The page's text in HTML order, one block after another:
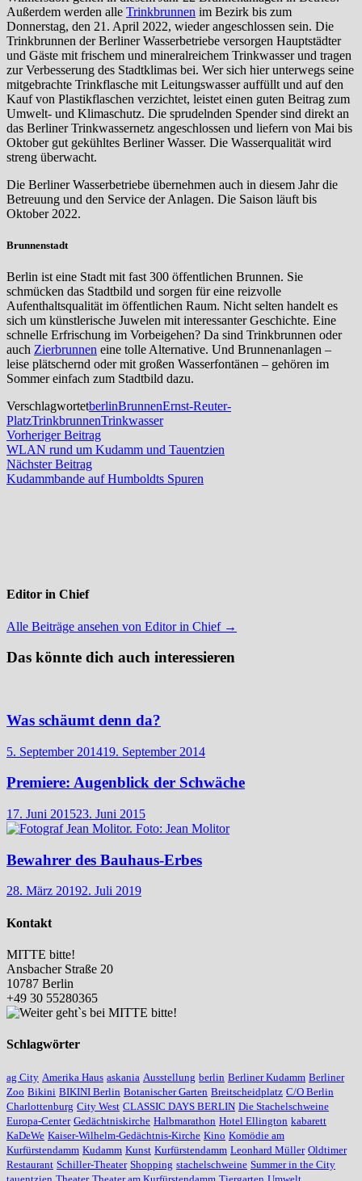
Außerdem werden alle Trinkbrunnen im Bezirk bis zum
Donnerstag, den 21. April 2022, wieder angeschlossen sein. Die
Trinkbrunnen der Berliner Wasserbetriebe versorgen Hauptstädter
und Gäste mit frischem und mineralreichem Trinkwasser und tragen
zur Verbesserung des Stadtklimas bei. Wer sich hier unterwegs seine
mitgebrachte Trinkflasche mit Leitungswasser auffüllt und auf den
Kauf von Plastikflaschen verzichtet, leistet einen guten Beitrag zum
Umwelt- und Klimaschutz. Die sprudelnden Spender sind direkt an
das Berliner Trinkwassernetz angeschlossen und liefern von Mai bis
Oktober gut gekühltes Berliner Wasser. Die Wasserqualität wird
streng überwacht.
Die Berliner Wasserbetriebe übernehmen auch in diesem Jahr die
Betreuung und den Service der Anlagen. Die Saison läuft bis
Oktober 2022.
Brunnenstadt
Berlin ist eine Stadt mit fast 300 öffentlichen Brunnen. Sie
schmücken das Stadtbild und sorgen für eine reizvolle
Aufenthaltsqualität im öffentlichen Raum. Nicht selten handelt es
sich um künstlerische Juwelen mit interessanter Geschichte. Eine
schnelle Erfrischung im Vorbeigehen? Da sind Trinkbrunnen oder
auch Zierbrunnen eine tolle Alternative. Und Brunnenanlagen –
leise plätschernd oder mit großen Wasserfontänen – gehören im
Sommer einfach zum Stadtbild dazu.
VerschlagwortetberlinBrunnenErnst-Reuter-
PlatzTrinkbrunnenTrinkwasser
Beitragsnavigation
Vorheriger BeitragVorheriger
Beitrag:
WLAN rund um Kudamm und Tauentzien
Nächster BeitragNächster
Beitrag:
Kudammbande auf Humboldts Spuren
Editor in Chief
Alle Beiträge ansehen von Editor in Chief →
Das könnte dich auch interessieren
Was schäumt denn da?
5. September 201419. September 2014
Premiere: Augenblick der Schwäche
17. Juni 201523. Juni 2015
Bewahrer des Bauhaus-Erbes
28. März 20192. Juli 2019
Kontakt
MITTE bitte!
Ansbacher Straße 20
10787 Berlin
+49 30 55280365
Schlagwörter
ag City Amerika Haus askania Ausstellung berlin Berliner Kudamm Berliner
Zoo Bikini BIKINI Berlin Botanischer Garten Breitscheidplatz C/O Berlin
Charlottenburg City West CLASSIC DAYS BERLIN Die Stachelschweine
Europa-Center Gedächtniskirche Halbmarathon Hotel Ellington kabarett
KaDeWe Kaiser-Wilhelm-Gedächtnis-Kirche Kino Komödie am
Kurfürstendamm Kudamm Kunst Kurfürstendamm Leonhard Müller Oldtimer
Restaurant Schiller-Theater Shopping stachelschweine Summer in the City
tauentzien Theater Theater am Kurfürstendamm Tiergarten Umwelt